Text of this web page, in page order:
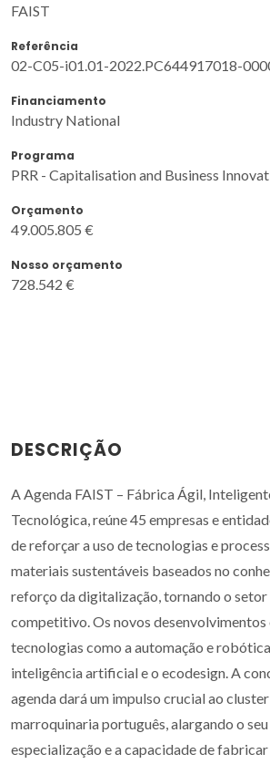
FAIST
Referência
02-C05-i01.01-2022.PC644917018-
Financiamento
Industry National
Programa
PRR - Capitalisation and Business
Orçamento
49.005.805 €
Nosso orçamento
728.542 €
DESCRIÇÃO
A Agenda FAIST – Fábrica Ágil,
Tecnológica, reúne 45 empresas e
de reforçar a uso de tecnologias e
materiais sustentáveis baseados no
reforço da digitalização, tornando o setor
competitivo. Os novos desenvolvimentos
tecnologias como a automação e
inteligência artificial e o ecodesign. A
agenda dará um impulso crucial ao
marroquinaria português, alargando o
especialização e a capacidade de